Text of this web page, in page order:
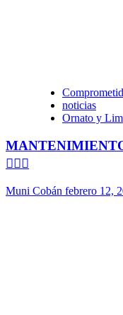
noticias
Ornato y
🏃🏻‍♀️
Muni Cobán febrero 12,